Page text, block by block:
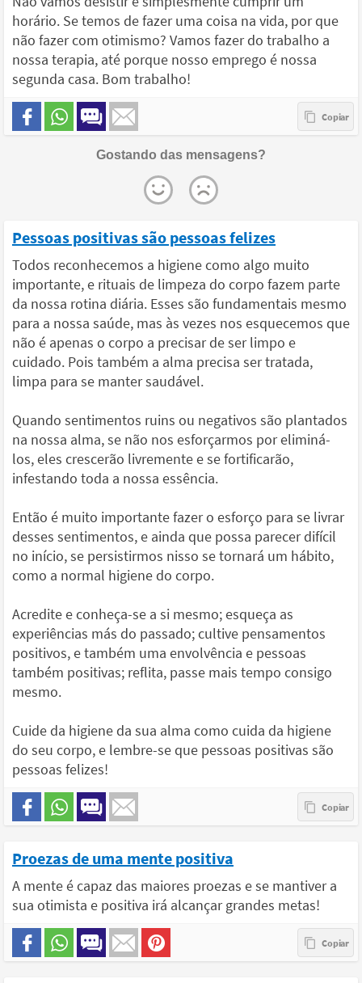
horário. Se temos de fazer uma coisa na vida, por que
não fazer com otimismo? Vamos fazer do trabalho a
nossa terapia, até porque nosso emprego é nossa
segunda casa. Bom trabalho!
Gostando das mensagens?
Pessoas positivas são pessoas felizes
Todos reconhecemos a higiene como algo muito
importante, e rituais de limpeza do corpo fazem parte
da nossa rotina diária. Esses são fundamentais mesmo
para a nossa saúde, mas às vezes nos esquecemos que
não é apenas o corpo a precisar de ser limpo e
cuidado. Pois também a alma precisa ser tratada,
limpa para se manter saudável.
Quando sentimentos ruins ou negativos são plantados
na nossa alma, se não nos esforçarmos por eliminá-
los, eles crescerão livremente e se fortificarão,
infestando toda a nossa essência.
Então é muito importante fazer o esforço para se livrar
desses sentimentos, e ainda que possa parecer difícil
no início, se persistirmos nisso se tornará um hábito,
como a normal higiene do corpo.
Acredite e conheça-se a si mesmo; esqueça as
experiências más do passado; cultive pensamentos
positivos, e também uma envolvência e pessoas
também positivas; reflita, passe mais tempo consigo
mesmo.
Cuide da higiene da sua alma como cuida da higiene
do seu corpo, e lembre-se que pessoas positivas são
pessoas felizes!
Proezas de uma mente positiva
A mente é capaz das maiores proezas e se mantiver a
sua otimista e positiva irá alcançar grandes metas!